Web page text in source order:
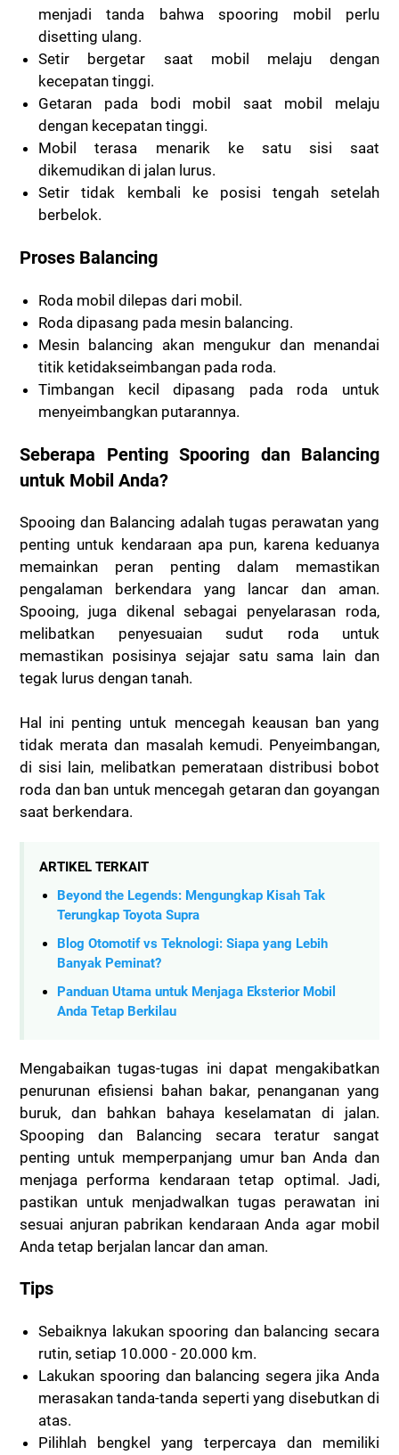
menjadi tanda bahwa spooring mobil perlu
disetting ulang.
Setir bergetar saat mobil melaju dengan
kecepatan tinggi.
Getaran pada bodi mobil saat mobil melaju
dengan kecepatan tinggi.
Mobil terasa menarik ke satu sisi saat
dikemudikan di jalan lurus.
Setir tidak kembali ke posisi tengah setelah
berbelok.
Proses Balancing
Roda mobil dilepas dari mobil.
Roda dipasang pada mesin balancing.
Mesin balancing akan mengukur dan menandai
titik ketidakseimbangan pada roda.
Timbangan kecil dipasang pada roda untuk
menyeimbangkan putarannya.
Seberapa Penting Spooring dan Balancing
untuk Mobil Anda?
Spooing dan Balancing adalah tugas perawatan yang
penting untuk kendaraan apa pun, karena keduanya
memainkan peran penting dalam memastikan
pengalaman berkendara yang lancar dan aman.
Spooing, juga dikenal sebagai penyelarasan roda,
melibatkan penyesuaian sudut roda untuk
memastikan posisinya sejajar satu sama lain dan
tegak lurus dengan tanah.
Hal ini penting untuk mencegah keausan ban yang
tidak merata dan masalah kemudi. Penyeimbangan,
di sisi lain, melibatkan pemerataan distribusi bobot
roda dan ban untuk mencegah getaran dan goyangan
saat berkendara.
ARTIKEL TERKAIT
Beyond the Legends: Mengungkap Kisah Tak
Terungkap Toyota Supra
Blog Otomotif vs Teknologi: Siapa yang Lebih
Banyak Peminat?
Panduan Utama untuk Menjaga Eksterior Mobil
Anda Tetap Berkilau
Mengabaikan tugas-tugas ini dapat mengakibatkan
penurunan efisiensi bahan bakar, penanganan yang
buruk, dan bahkan bahaya keselamatan di jalan.
Spooping dan Balancing secara teratur sangat
penting untuk memperpanjang umur ban Anda dan
menjaga performa kendaraan tetap optimal. Jadi,
pastikan untuk menjadwalkan tugas perawatan ini
sesuai anjuran pabrikan kendaraan Anda agar mobil
Anda tetap berjalan lancar dan aman.
Tips
Sebaiknya lakukan spooring dan balancing secara
rutin, setiap 10.000 - 20.000 km.
Lakukan spooring dan balancing segera jika Anda
merasakan tanda-tanda seperti yang disebutkan di
atas.
Pilihlah bengkel yang terpercaya dan memiliki